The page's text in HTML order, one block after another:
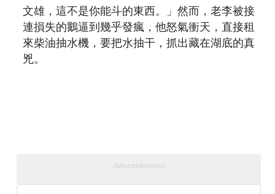
文雄，這不是你能斗的東西。」然而，老李被接
連損失的鵝逼到幾乎發瘋，他怒氣衝天，直接租
來柴油抽水機，要把水抽干，抓出藏在湖底的真
兇。
Advertisements